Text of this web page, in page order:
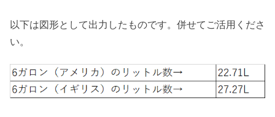
以下は図形として出力したものです。併せてご活用くださ
い。